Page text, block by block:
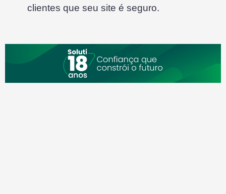
clientes que seu site é seguro.